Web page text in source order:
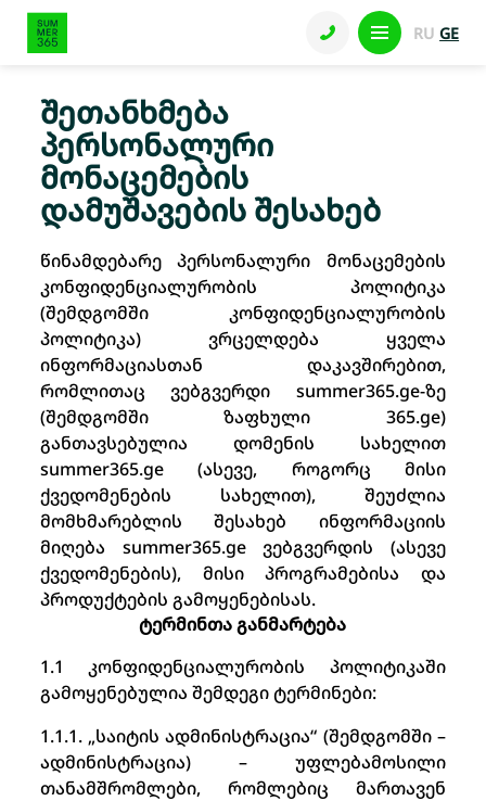
RU GE
შეთანხმება
პერსონალური
მონაცემების
დამუშავების შესახებ
წინამდებარე პერსონალური მონაცემების
კონფიდენციალურობის პოლიტიკა
(შემდგომში კონფიდენციალურობის
პოლიტიკა) ვრცელდება ყველა
ინფორმაციასთან დაკავშირებით,
რომლითაც ვებგვერდი summer365.ge-ზე
(შემდგომში ზაფხული 365.ge)
განთავსებულია დომენის სახელით
summer365.ge (ასევე, როგორც მისი
ქვედომენების სახელით), შეუძლია
მომხმარებლის შესახებ ინფორმაციის
მიღება summer365.ge ვებგვერდის (ასევე
ქვედომენების), მისი პროგრამებისა და
პროდუქტების გამოყენებისას.
ტერმინთა განმარტება
1.1 კონფიდენციალურობის პოლიტიკაში
გამოყენებულია შემდეგი ტერმინები:
1.1.1. „საიტის ადმინისტრაცია“ (შემდგომში –
ადმინისტრაცია) – უფლებამოსილი
თანამშრომლები, რომლებიც მართავენ